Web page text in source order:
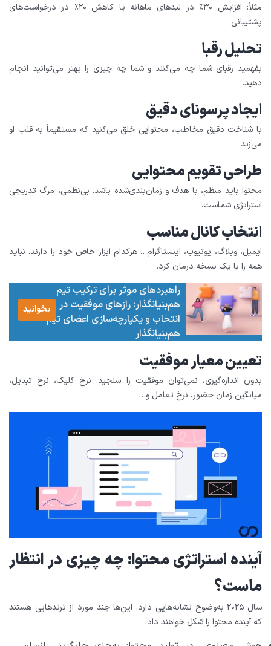
مثلاً: افزایش ۳۰٪ در لیدهای ماهانه یا کاهش ۲۰٪ در درخواست‌های
پشتیبانی.
تحلیل رقبا
بفهمید رقبای شما چه می‌کنند و شما چه چیزی را بهتر می‌توانید انجام
دهید.
ایجاد پرسونای دقیق
با شناخت دقیق مخاطب، محتوایی خلق می‌کنید که مستقیماً به قلب او
می‌زند.
طراحی تقویم محتوایی
محتوا باید منظم، با هدف و زمان‌بندی‌شده باشد. بی‌نظمی، مرگ تدریجی
استراتژی شماست.
انتخاب کانال مناسب
ایمیل، وبلاگ، یوتیوب، اینستاگرام… هرکدام ابزار خاص خود را دارند. نباید
همه را با یک نسخه درمان کرد.
راهبردهای موثر برای ترکیب تیم
هم‌بنیانگذار: رازهای موفقیت در
انتخاب و یکپارچه‌سازی اعضای تیم
هم‌بنیانگذار
بخوانید
تعیین معیار موفقیت
بدون اندازه‌گیری، نمی‌توان موفقیت را سنجید. نرخ کلیک، نرخ تبدیل،
میانگین زمان حضور، نرخ تعامل و…
آینده استراتژی محتوا: چه چیزی در انتظار
ماست؟
سال ۲۰۲۵ به‌وضوح نشانه‌هایی دارد. این‌ها چند مورد از ترندهایی هستند
که آینده محتوا را شکل خواهند داد: